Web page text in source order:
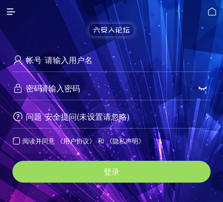
 
 帐号
 密码 
 问题 
安全提问(未设置请忽略)
 阅读并同意 《用户协议》 和 《隐私声明》
登录